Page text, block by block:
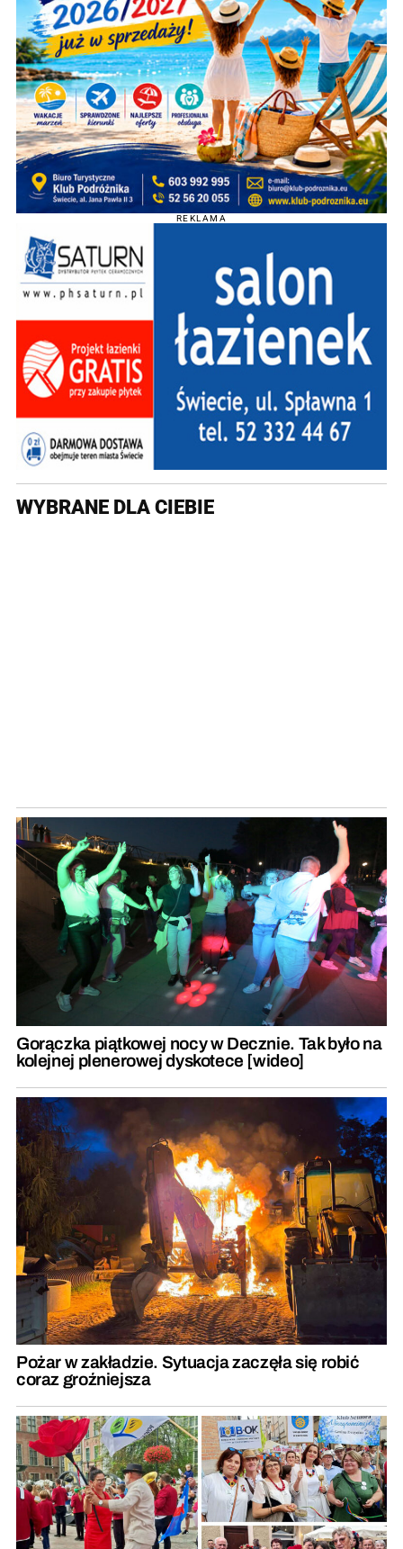
REKLAMA
WYBRANE DLA CIEBIE
Gorączka piątkowej nocy w Decznie. Tak było na
kolejnej plenerowej dyskotece [wideo]
Pożar w zakładzie. Sytuacja zaczęła się robić
coraz groźniejsza